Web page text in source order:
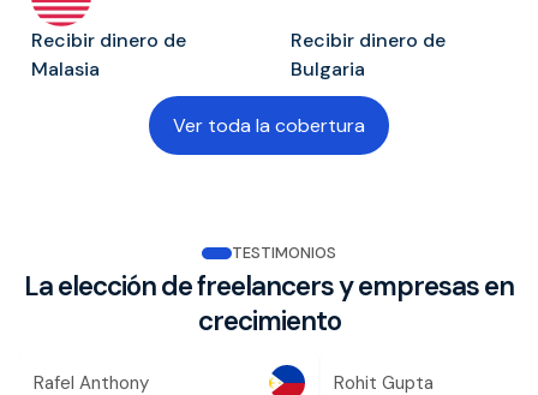
Recibir dinero de
Malasia
Recibir dinero de
Bulgaria
Ver toda la cobertura
TESTIMONIOS
La elección de freelancers y empresas en
crecimiento
Rafel Anthony
Rohit Gupta